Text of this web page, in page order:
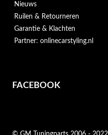
Nieuws
Ruilen & Retourneren
Garantie & Klachten
Partner: onlinecarstyling.nl
FACEBOOK